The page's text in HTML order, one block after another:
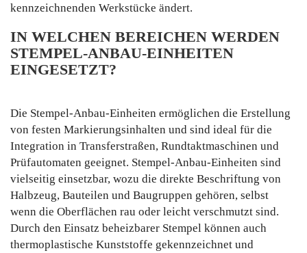
kennzeichnenden Werkstücke ändert.
IN WELCHEN BEREICHEN WERDEN
STEMPEL-ANBAU-EINHEITEN
EINGESETZT?
Die Stempel-Anbau-Einheiten ermöglichen die Erstellung
von festen Markierungsinhalten und sind ideal für die
Integration in Transferstraßen, Rundtaktmaschinen und
Prüfautomaten geeignet. Stempel-Anbau-Einheiten sind
vielseitig einsetzbar, wozu die direkte Beschriftung von
Halbzeug, Bauteilen und Baugruppen gehören, selbst
wenn die Oberflächen rau oder leicht verschmutzt sind.
Durch den Einsatz beheizbarer Stempel können auch
thermoplastische Kunststoffe gekennzeichnet und